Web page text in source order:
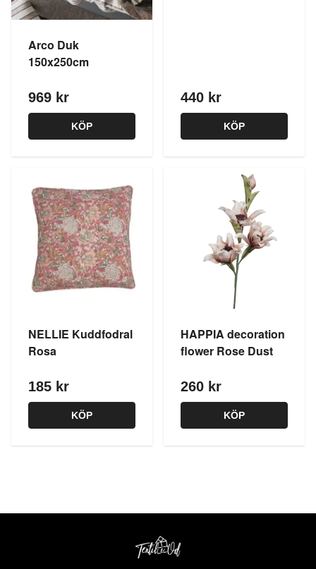
Arco Duk
150x250cm
969 kr
KÖP
440 kr
KÖP
NELLIE Kuddfodral
Rosa
185 kr
KÖP
HAPPIA decoration
flower Rose Dust
260 kr
KÖP